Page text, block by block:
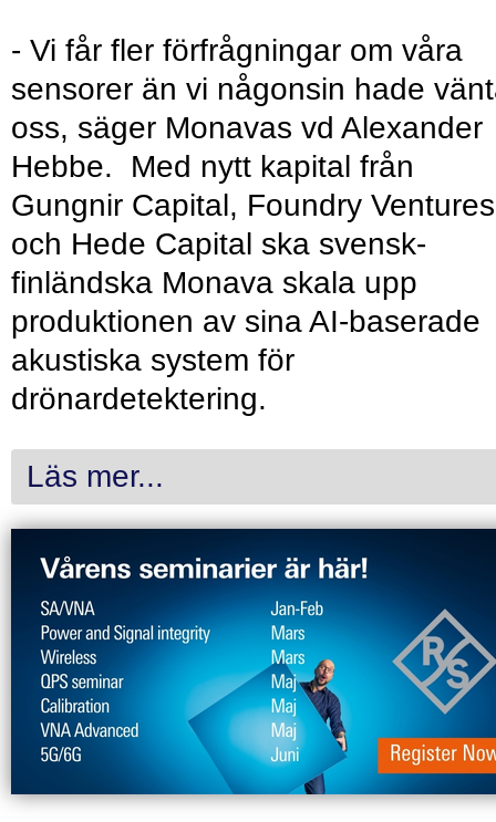
- Vi får fler förfrågningar om våra
sensorer än vi någonsin hade
oss, säger Monavas vd Alexander
Hebbe. Med nytt kapital från
Gungnir Capital, Foundry Ventures
och Hede Capital ska svensk-
finländska Monava skala upp
produktionen av sina AI-baserade
akustiska system för
drönardetektering.
Läs mer...